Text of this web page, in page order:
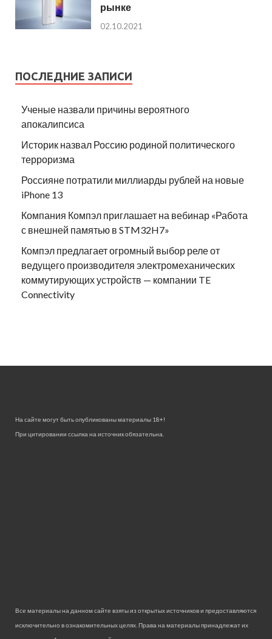
рынке
02.10.2021
ПОСЛЕДНИЕ ЗАПИСИ
Ученые назвали причины вероятного
апокалипсиса
Историк назвал Россию родиной политического
терроризма
Россияне потратили миллиарды рублей на новые
iPhone 13
Компания Компэл приглашает на вебинар «Работа
с внешней памятью в STM32H7»
Компэл предлагает огромный выбор реле от
ведущего производителя электромеханических
коммутирующих устройств — компании TE
Connectivity
На сайте могут быть опубликованы материалы 18+!
При цитировании ссылка на источник обязательна.
Все материалы на данном сайте взяты из открытых источников и предоставляются
исключительно в ознакомительных целях. Права на материалы принадлежат их